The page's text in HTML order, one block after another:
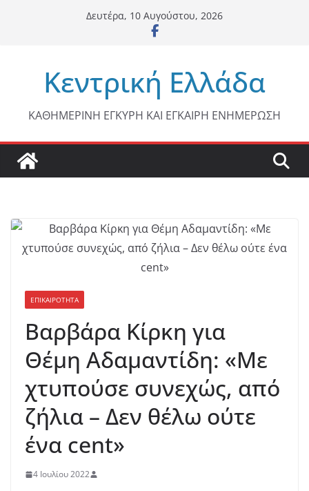
Δευτέρα, 10 Αυγούστου, 2026
Κεντρική Ελλάδα
ΚΑΘΗΜΕΡΙΝΗ ΕΓΚΥΡΗ ΚΑΙ ΕΓΚΑΙΡΗ ΕΝΗΜΕΡΩΣΗ
ΕΠΙΚΑΙΡΟΤΗΤΑ
Βαρβάρα Κίρκη για
Θέμη Αδαμαντίδη: «Με
χτυπούσε συνεχώς, από
ζήλια – Δεν θέλω ούτε
ένα cent»
4 Ιουλίου 2022